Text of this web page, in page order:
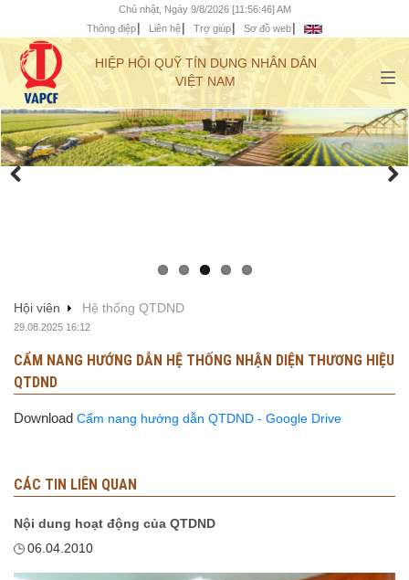
Chủ nhật, Ngày 9/8/2026 [11:56:47] AM
Thông điệp
Liên hệ Trợ giúp Sơ đồ web
HIỆP HỘI QUỸ TÍN DỤNG NHÂN DÂN
VIỆT NAM
Hội viên Hệ thống QTDND
29.08.2025 16:12
CẨM NANG HƯỚNG DẪN HỆ THỐNG NHẬN DIỆN THƯƠNG HIỆU
QTDND
Download Cẩm nang hướng dẫn QTDND - Google Drive
CÁC TIN LIÊN QUAN
Nội dung hoạt động của QTDND
06.04.2010